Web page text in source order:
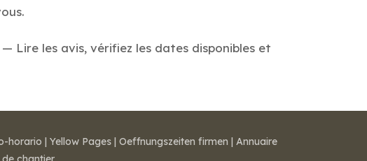
Lire les avis, vérifiez les dates disponibles et
horario | Yellow Pages | Oeffnungszeiten firmen | Annuaire